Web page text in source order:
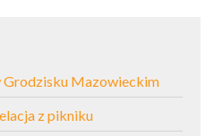
Grodzisku Mazowieckim
z pikniku